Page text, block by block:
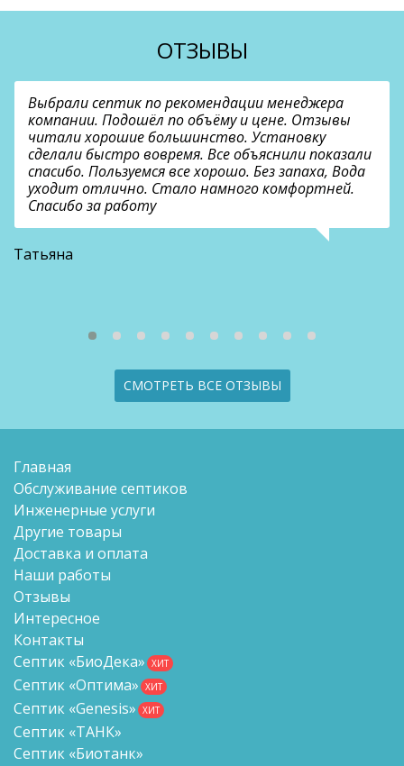
ОТЗЫВЫ
Выбрали септик по рекомендации менеджера
компании. Подошёл по объёму и цене. Отзывы
читали хорошие большинство. Установку
сделали быстро вовремя. Все объяснили показали
спасибо. Пользуемся все хорошо. Без запаха, Вода
уходит отлично. Стало намного комфортней.
Спасибо за работу
Татьяна
СМОТРЕТЬ ВСЕ ОТЗЫВЫ
Главная
Обслуживание септиков
Инженерные услуги
Другие товары
Доставка и оплата
Наши работы
Отзывы
Интересное
Контакты
Септик «БиоДека» ХИТ
Септик «Оптима» ХИТ
Септик «Genesis» ХИТ
Септик «ТАНК»
Септик «Биотанк»